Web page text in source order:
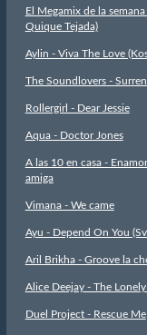
El Megamix de la
Quique Tejada)
Aylin - Viva The Love
The Soundlovers -
Rollergirl - Dear Jessie
Aqua - Doctor Jones
A las 10 en casa -
amiga
Vimana - We came
Ayu - Depend On You
Aril Brikha - Groove la
Alice Deejay - The
Duel Project - Rescue Me